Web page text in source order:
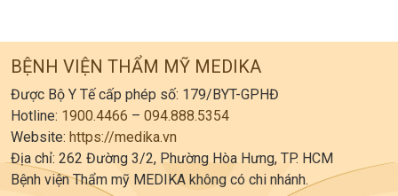
BỆNH VIỆN THẨM MỸ MEDIKA
Được Bộ Y Tế cấp phép số: 179/BYT-GPHĐ
Hotline: 1900.4466 – 094.888.5354
Website: https://medika.vn
Địa chỉ: 262 Đường 3/2, Phường Hòa Hưng, TP. HCM
Bệnh viện Thẩm mỹ MEDIKA không có chi nhánh.